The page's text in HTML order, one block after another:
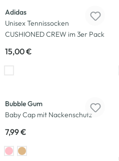
Adidas
Unisex Tennissocken
CUSHIONED CREW im 3er Pack
15,00 €
Bubble Gum
Baby Cap mit Nackenschutz
7,99 €